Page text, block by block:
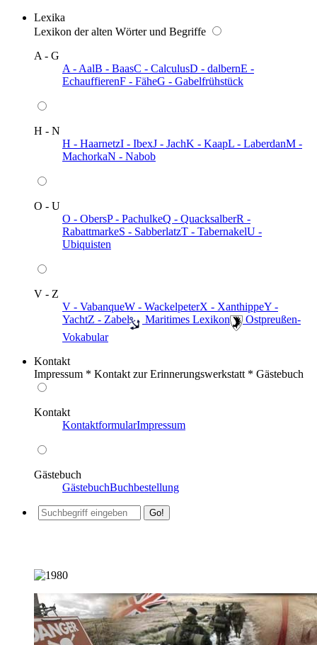
Lexika
Lexikon der alten Wörter und Begriffe
A - G
A - AalB - BaasC - CalculusD - dalbernE -
EchauffierenF - FäheG - Gabelfrühstück
H - N
H - HaarnetzI - IbexJ - JachK - KaapL - LaberdanM -
MachorkaN - Nabob
O - U
O - ObersP - PachulkeQ - QuacksalberR -
RabattmarkeS - SabberlatzT - TabernakelU -
Ubiquisten
V - Z
V - VabanqueW - WackelpeterX - XanthippeY -
YachtZ - Zabel ️ Maritimes Lexikon
️ Ostpreußen-
Vokabular
Kontakt
Impressum * Kontakt zur Erinnerungswerkstatt * Gästebuch
Kontakt
KontaktformularImpressum
Gästebuch
GästebuchBuchbestellung